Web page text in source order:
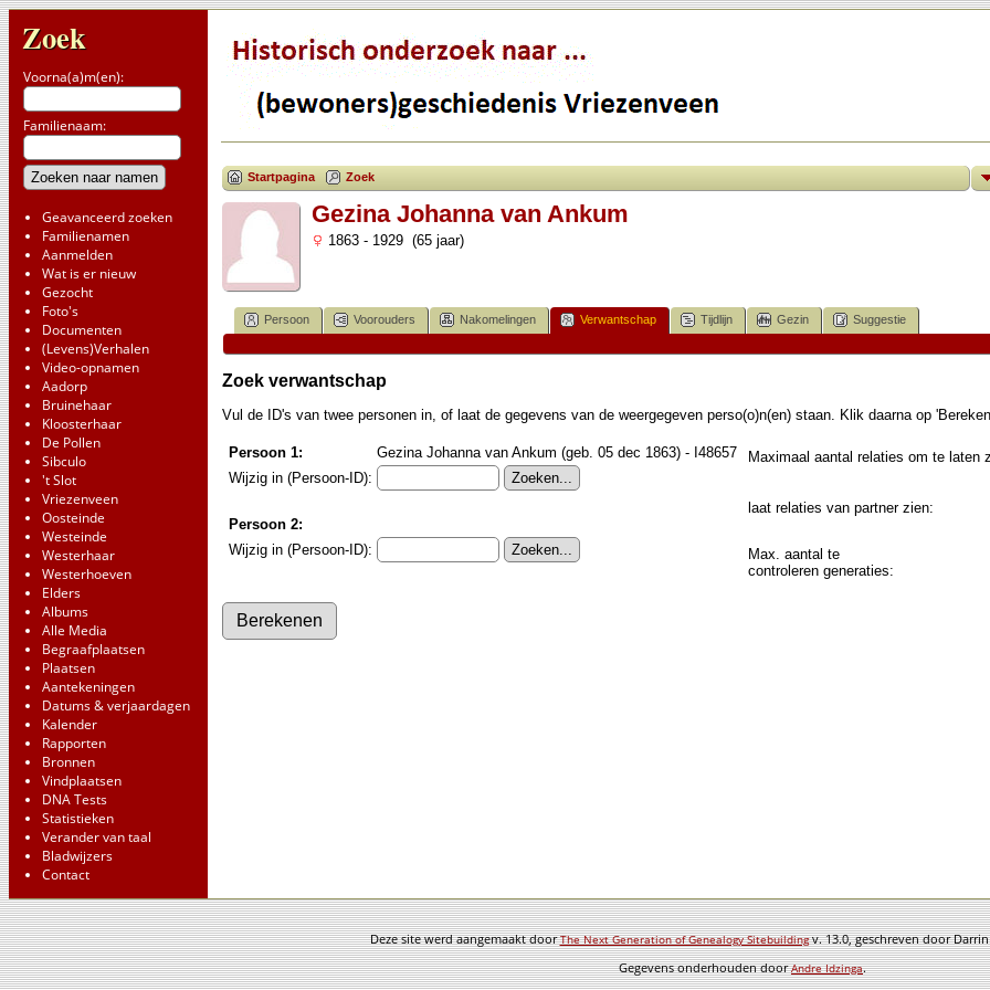
Zoek
Voorna(a)m(en):
Familienaam:
Geavanceerd zoeken
Familienamen
Aanmelden
Wat is er nieuw
Gezocht
Foto's
Documenten
(Levens)Verhalen
Video-opnamen
Aadorp
Bruinehaar
Kloosterhaar
De Pollen
Sibculo
't Slot
Vriezenveen
Oosteinde
Westeinde
Westerhaar
Westerhoeven
Elders
Albums
Alle Media
Begraafplaatsen
Plaatsen
Aantekeningen
Datums & verjaardagen
Kalender
Rapporten
Bronnen
Vindplaatsen
DNA Tests
Statistieken
Verander van taal
Bladwijzers
Contact
Startpagina Zoek
Gezina Johanna van Ankum
1863 - 1929 (65 jaar)
Persoon Voorouders Nakomelingen Verwantschap Tijdlijn Gezin Suggestie
Zoek verwantschap
Vul de ID's van twee personen in, of laat de gegevens van de weergegeven perso(o)n(en) staan. Klik daarna op
Persoon 1:
Gezina Johanna van Ankum (geb. 05 dec 1863) - I48657
Wijzig in (Persoon-ID):
Persoon 2:
Wijzig in (Persoon-ID):
Maximaal aantal relaties om te laten
laat relaties van partner zien:
Max. aantal te
controleren generaties:
Deze site werd aangemaakt doorThe Next Generation of Genealogy Sitebuildingv. 13.0, geschreven door
Gegevens onderhouden doorAndre Idzinga.